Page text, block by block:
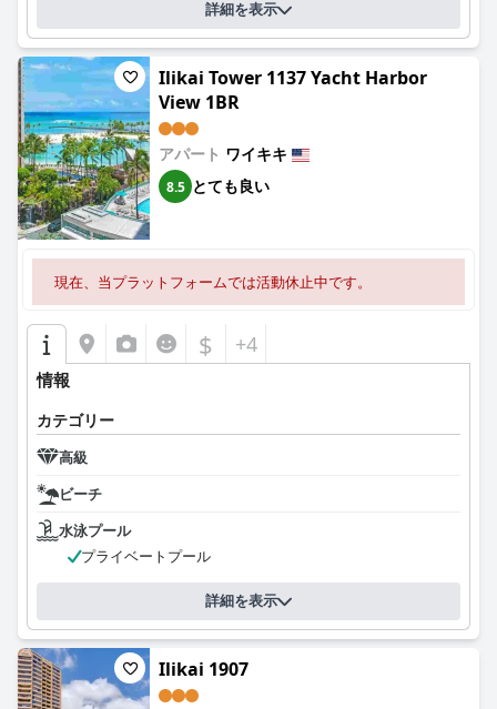
詳細を表示
Ilikai Tower 1137 Yacht Harbor
View 1BR
アパート ワイキキ
8.5 とても良い
現在、当プラットフォームでは活動休止中です。
$ +4
情報
カテゴリー
高級
ビーチ
水泳プール
プライベートプール
詳細を表示
Ilikai 1907